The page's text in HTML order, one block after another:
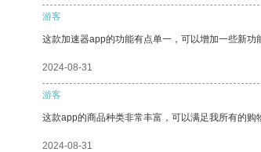
游客
这款加速器app的功能有点单一，可以增加一些新功
2024-08-31
游客
这款app的商品种类非常丰富，可以满足我所有的购
2024-08-31